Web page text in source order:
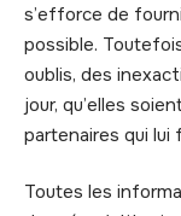
s’efforce de
possible.
oublis, des
jour, qu’elles
partenaires qui
Toutes les